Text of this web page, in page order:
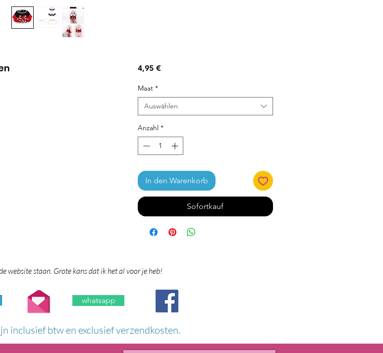
4,95 €Preis
Maat *
Auswählen
Anzahl *
In den Warenkorb
Sofortkauf
website staan. Grote kans dat ik het al voor je heb!
whatsapp
inclusief btw en exclusief verzendkosten.